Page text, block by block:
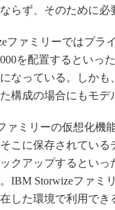
らず、そのために必
ァミリーではプラ
を配置するといっ
なっている。しか
構成の場合にもモデ
ミリーの仮想化機
こに保存されている
クアップするとい
IBM Storwizeファミ
した環境で利用で